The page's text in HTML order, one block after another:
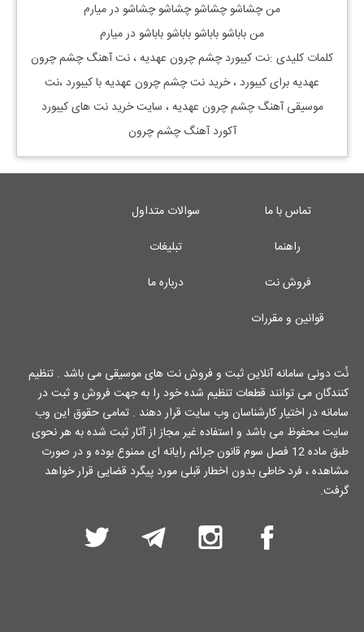
من چشاشو چشاشو چشاشو چشاشو در میارم
من باباشو باباشو باباشو باباشو در میارم
کلمات کلیدی :نت کیبورد چشم چرون عهدیه، نت آهنگ چشم چرون
عهدیهبرای کیبورد ، خرید نتچشم چرون عهدیهبا کیبورد ،نت
موسیقی آهنگ چشم چرون عهدیه، سایت خرید نت های کیبورد
آکورد آهنگ چشم چرون
تماس با ما
سوالات متداول
راهنما
تبلیغات
فروش نت
درباره ما
قوانین و مقررات
نُت دونی سامانه آنلاین ثبت و فروش نت های موسیقی می باشد . تنظیم
کنندگان می توانند قطعات تنظیم شده خود را به جهت فروش و ثبت در
سامانه در اختیار کارشناسان وب سایت قرار دهند . تمامی حقوق این وب
سایت محفوظ می باشد و استفاده غیر مجاز از آثار ثبت شده به هر نحوی
طبق ماده 12 فصل سوم قانون جرائم رایانه ای ممنوع بوده و در صورت
مشاهده ، فرد خاطی بدون اخطار قبلی مورد پیگرد قضایی قرار خواهد
گرفت.